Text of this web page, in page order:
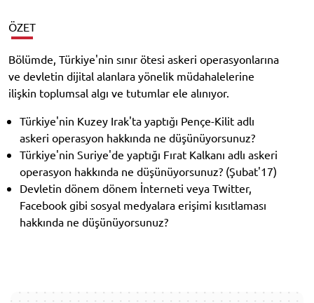
ÖZET
Bölümde, Türkiye'nin sınır ötesi askeri operasyonlarına
ve devletin dijital alanlara yönelik müdahalelerine
ilişkin toplumsal algı ve tutumlar ele alınıyor.
Türkiye'nin Kuzey Irak'ta yaptığı Pençe-Kilit adlı
askeri operasyon hakkında ne düşünüyorsunuz?
Türkiye'nin Suriye'de yaptığı Fırat Kalkanı adlı askeri
operasyon hakkında ne düşünüyorsunuz? (Şubat'17)
Devletin dönem dönem İnterneti veya Twitter,
Facebook gibi sosyal medyalara erişimi kısıtlaması
hakkında ne düşünüyorsunuz?